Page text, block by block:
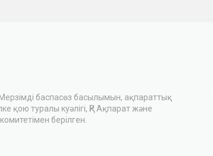
баспасөз басылымын, ақпараттық
қою туралы куәлігі, ҚР Ақпарат және
берілген.